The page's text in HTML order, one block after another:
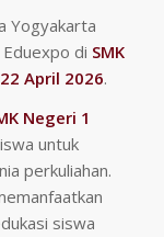
Yogyakarta
di SMK
April 2026.
Negeri 1
untuk
perkuliahan.
siswa